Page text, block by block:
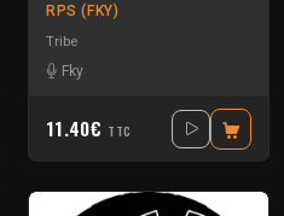
RPS (FKY)
Tribe
Fky
11.40€ TTC